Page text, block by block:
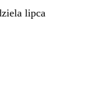
lipca